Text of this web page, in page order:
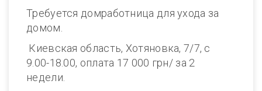
Требуется домработница для ухода за
домом.
Киевская область, Хотяновка, 7/7, с
9.00-18.00, оплата 17 000 грн/ за 2
недели.